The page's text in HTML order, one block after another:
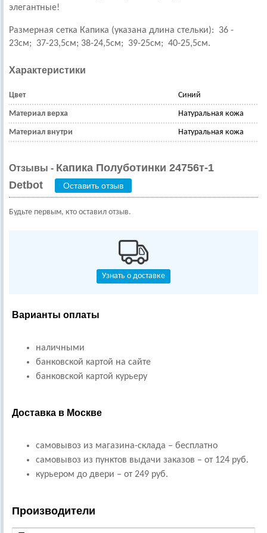
элегантные!
Размерная сетка Капика (указана длина стельки): 36 -
23см; 37-23,5см; 38-24,5см; 39-25см; 40-25,5см.
Характеристики
Цвет Синий
Материал верха Натуральная кожа
Материал внутри Натуральная кожа
Отзывы - Капика Полуботинки 24756т-1
Detbot
Оставить отзыв
Будьте первым, кто оставил отзыв.
Узнать о доставке
Варианты оплаты
наличными
банковской картой на сайте
банковской картой курьеру
Доставка в Москве
самовывоз из магазина-склада – бесплатно
самовывоз из пунктов выдачи заказов – от 124 руб.
курьером до двери – от 249 руб.
Производители